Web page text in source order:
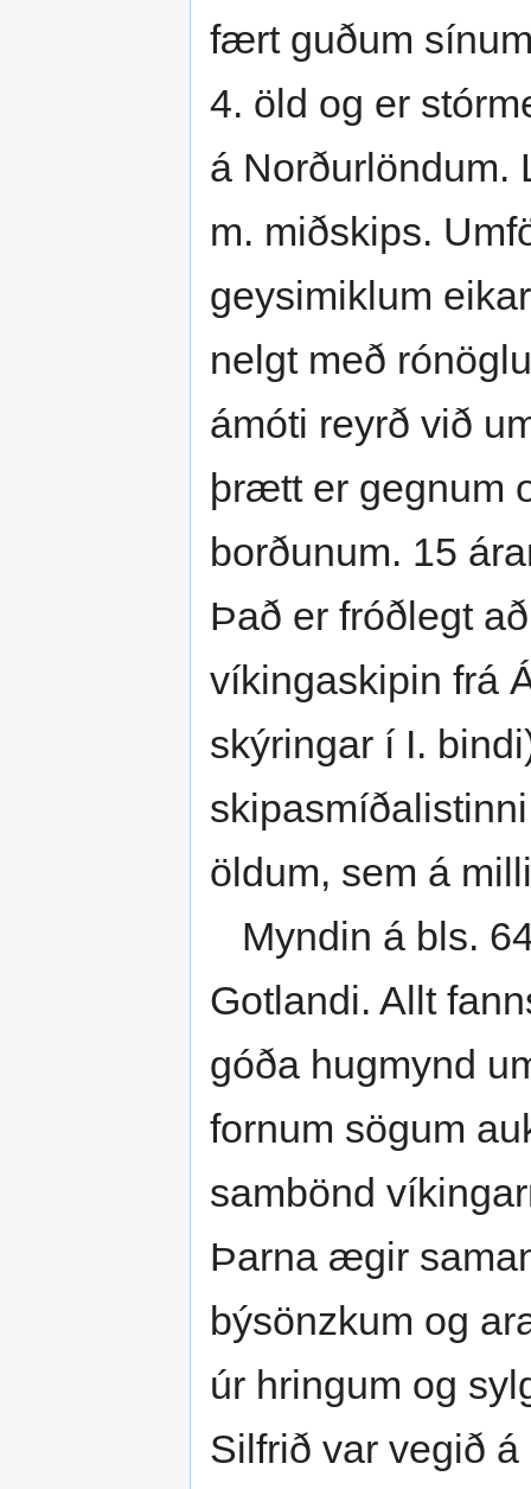
fært guðum
4. öld og er
á Norðurlöndum.
m. miðskips.
geysimiklum
nelgt með
ámóti reyrð við
þrætt er gegnum
borðunum. 15
Það er fróðlegt
víkinga­skipin frá
skýringar í I.
öldum, sem á
Myndin á bls.
Gotlandi. Allt
góða hugmynd
fornum sögum
sambönd
Þarna ægir
býsönzkum og
úr hringum og
Silfrið var vegið